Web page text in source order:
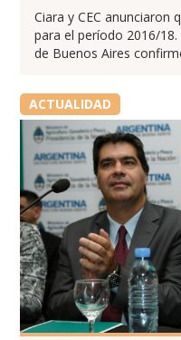
Ciara y CEC anunciaron
para el período 2016/
de Buenos Aires
ACTUALIDAD